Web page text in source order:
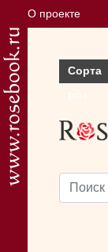
О проекте
Сорта